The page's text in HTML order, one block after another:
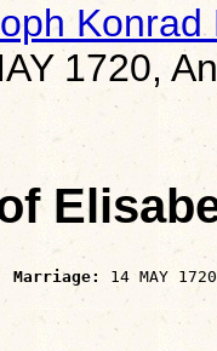
Konrad
1720,
Marriage: